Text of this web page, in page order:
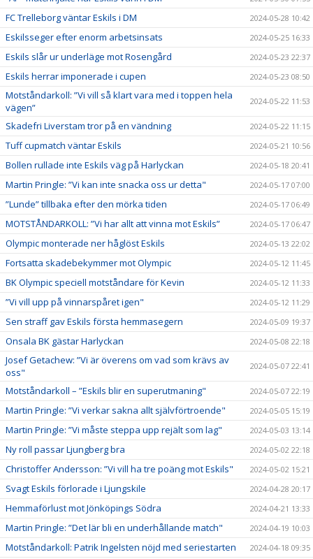
FC Trelleborg väntar Eskils i DM 2024-05-28 10:42
Eskilsseger efter enorm arbetsinsats 2024-05-25 16:33
Eskils slår ur underläge mot Rosengård 2024-05-23 22:37
Eskils herrar imponerade i cupen 2024-05-23 08:50
Motståndarkoll: ”Vi vill så klart vara med i toppen hela
vägen”
2024-05-22 11:53
Skadefri Liverstam tror på en vändning 2024-05-22 11:15
Tuff cupmatch väntar Eskils 2024-05-21 10:56
Bollen rullade inte Eskils väg på Harlyckan 2024-05-18 20:41
Martin Pringle: ”Vi kan inte snacka oss ur detta" 2024-05-17 07:00
”Lunde” tillbaka efter den mörka tiden 2024-05-17 06:49
MOTSTÅNDARKOLL: ”Vi har allt att vinna mot Eskils” 2024-05-17 06:47
Olympic monterade ner håglöst Eskils 2024-05-13 22:02
Fortsatta skadebekymmer mot Olympic 2024-05-12 11:45
BK Olympic speciell motståndare för Kevin 2024-05-12 11:33
”Vi vill upp på vinnarspåret igen" 2024-05-12 11:29
Sen straff gav Eskils första hemmasegern 2024-05-09 19:37
Onsala BK gästar Harlyckan 2024-05-08 22:18
Josef Getachew: ”Vi är överens om vad som krävs av
oss"
2024-05-07 22:41
Motståndarkoll – ”Eskils blir en superutmaning" 2024-05-07 22:19
Martin Pringle: ”Vi verkar sakna allt självförtroende" 2024-05-05 15:19
Martin Pringle: ”Vi måste steppa upp rejält som lag" 2024-05-03 13:14
Ny roll passar Ljungberg bra 2024-05-02 22:18
Christoffer Andersson: ”Vi vill ha tre poäng mot Eskils" 2024-05-02 15:21
Svagt Eskils förlorade i Ljungskile 2024-04-28 20:17
Hemmaförlust mot Jönköpings Södra 2024-04-21 13:33
Martin Pringle: ”Det lär bli en underhållande match" 2024-04-19 10:03
Motståndarkoll: Patrik Ingelsten nöjd med seriestarten 2024-04-18 09:35